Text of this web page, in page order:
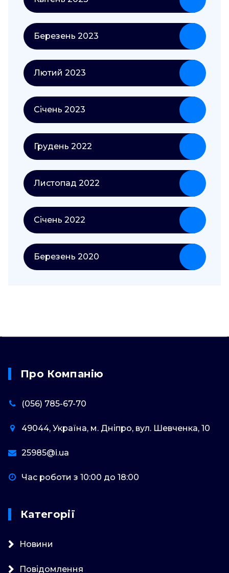
Березень 2023
Лютий 2023
Січень 2023
Грудень 2022
Листопад 2022
Січень 2022
Березень 2020
Про Компанію
(056) 785-67-70
49044, Україна, м. Дніпро, вул. Шевченка, 10
25985@i.ua
Час роботи з 10:00 до 18:00
Категорії
Новини
Повідомлення